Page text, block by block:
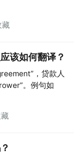
藏
该如何翻译？
，贷款人
。例句如